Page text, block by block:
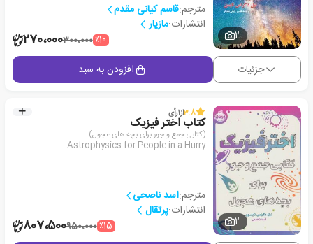
2
مترجم:قاسم کیانی مقدم
انتشارات:مازیار
٪10300،000270،000
جزئیات افزودن به سبد
2
3.8از1رأی
کتاب اختر فیزیک
(کتابی جمع و جور برای بچه های عجول)
Astrophysics for People in a Hurry
مترجم:اسد ناصحی
انتشارات:پرتقال
٪15950،000807،500